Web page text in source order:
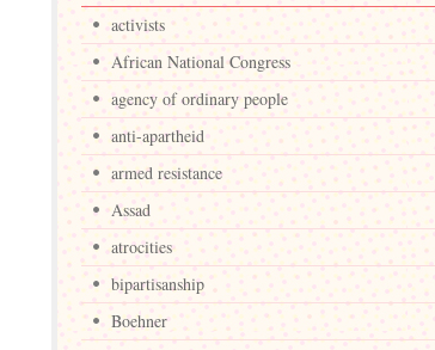
activists
African National Congress
agency of ordinary people
anti-apartheid
armed resistance
Assad
atrocities
bipartisanship
Boehner